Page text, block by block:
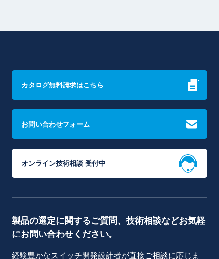
カタログ無料請求はこちら
お問い合わせフォーム
オンライン技術相談 受付中
製品の選定に関するご質問、技術相談などお気軽
にお問い合わせください。
経験豊かなスイッチ開発設計者が直接ご相談に応じま